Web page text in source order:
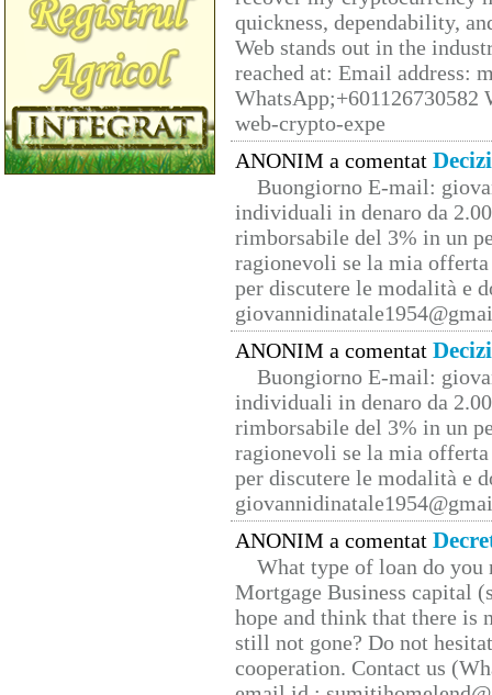
quickness, dependability,
Web stands out in the
reached at: Email address:
web-crypto-expe
ANONIM a comentat
Buongiorno E-mail:
individuali in denaro da
rimborsabile del 3% in un
ragionevoli se la mia
per discutere le modalità e
ANONIM a comentat
Buongiorno E-mail:
individuali in denaro da
rimborsabile del 3% in un
ragionevoli se la mia
per discutere le modalità e
ANONIM a comentat
What type of loan do you
Mortgage Business capital
hope and think that there is
still not gone? Do not
cooperation. Contact us